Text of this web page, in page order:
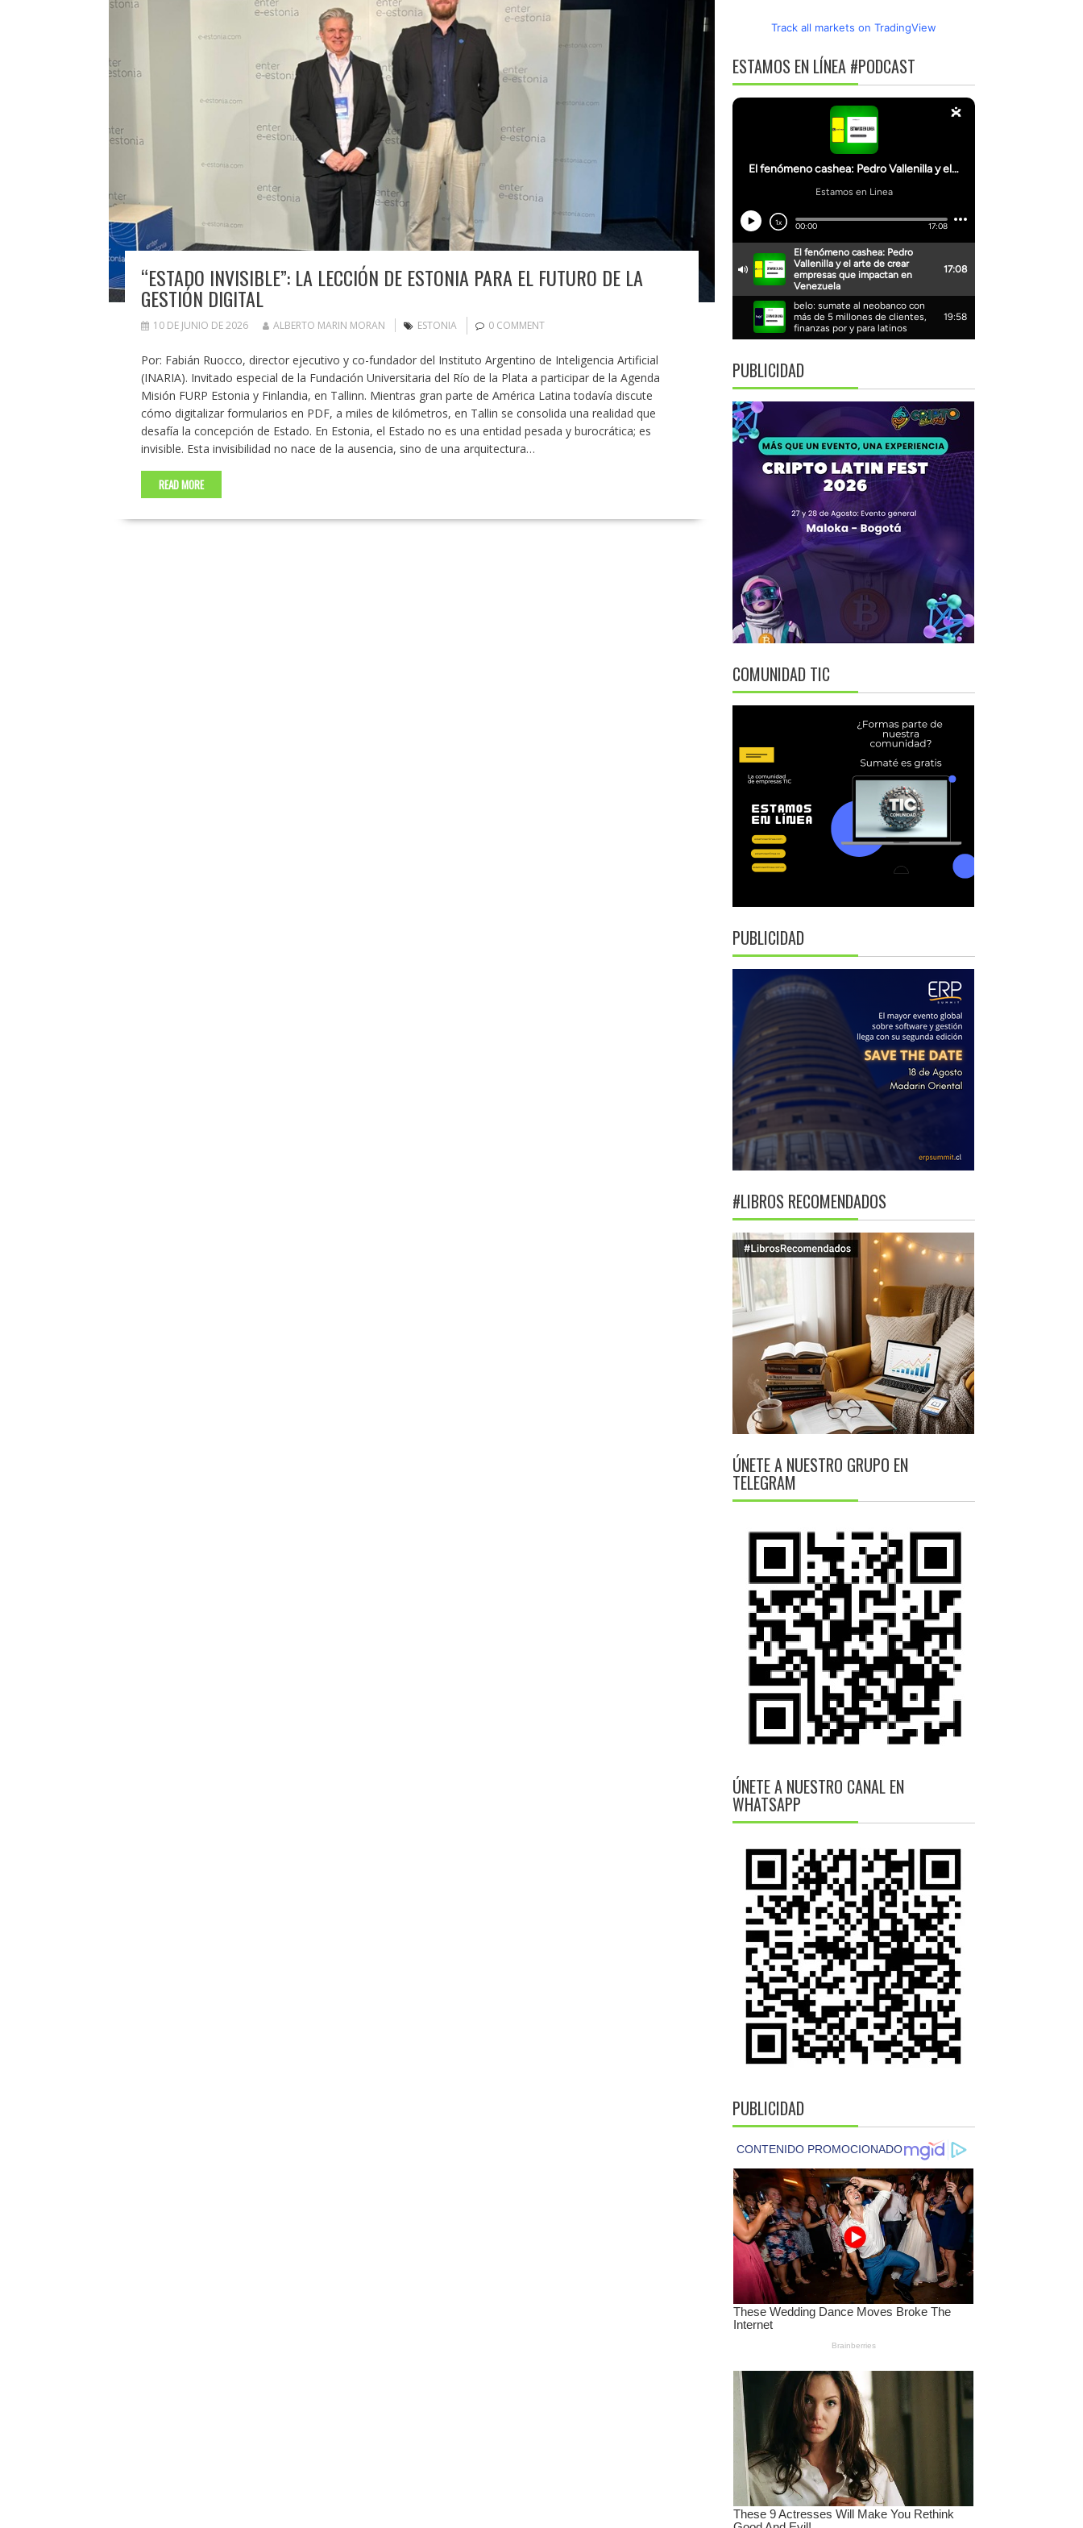
“ESTADO INVISIBLE”: LA LECCIÓN DE ESTONIA PARA EL FUTURO DE LA
GESTIÓN DIGITAL
10 DE JUNIO DE 2026 ALBERTO MARIN MORAN ESTONIA 0 COMMENT
Por: Fabián Ruocco, director ejecutivo y co-fundador del Instituto Argentino de Inteligencia Artificial
(INARIA). Invitado especial de la Fundación Universitaria del Río de la Plata a participar de la Agenda
Misión FURP Estonia y Finlandia, en Tallinn. Mientras gran parte de América Latina todavía discute
cómo digitalizar formularios en PDF, a miles de kilómetros, en Tallin se consolida una realidad que
desafía la concepción de Estado. En Estonia, el Estado no es una entidad pesada y burocrática; es
invisible. Esta invisibilidad no nace de la ausencia, sino de una arquitectura…
READ MORE
Track all markets on TradingView
ESTAMOS EN LÍNEA #PODCAST
PUBLICIDAD
COMUNIDAD TIC
PUBLICIDAD
#LIBROS RECOMENDADOS
ÚNETE A NUESTRO GRUPO EN
TELEGRAM
ÚNETE A NUESTRO CANAL EN
WHATSAPP
PUBLICIDAD